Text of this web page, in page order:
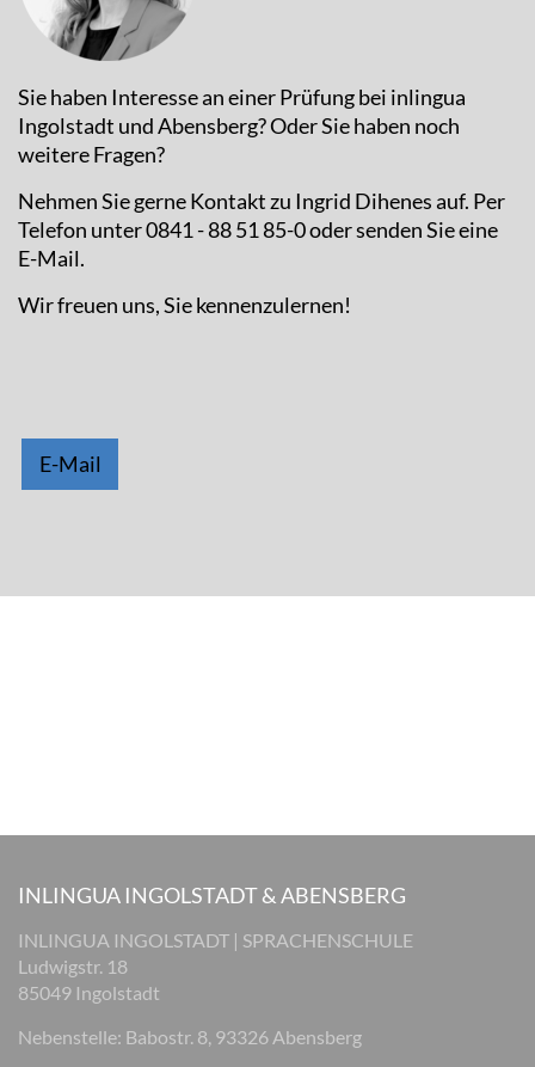
Sie haben Interesse an einer Prüfung bei inlingua
Ingolstadt und Abensberg? Oder Sie haben noch
weitere Fragen?
Nehmen Sie gerne Kontakt zu Ingrid Dihenes auf. Per
Telefon unter 0841 - 88 51 85-0 oder senden Sie eine
E-Mail.
Wir freuen uns, Sie kennenzulernen!
E-Mail
INLINGUA INGOLSTADT & ABENSBERG
INLINGUA INGOLSTADT | SPRACHENSCHULE
Ludwigstr. 18
85049 Ingolstadt
Nebenstelle: Babostr. 8, 93326 Abensberg